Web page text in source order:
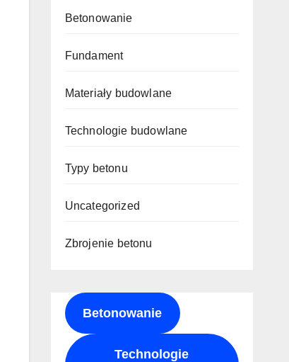
Betonowanie
Fundament
Materiały budowlane
Technologie budowlane
Typy betonu
Uncategorized
Zbrojenie betonu
Betonowanie
Technologie